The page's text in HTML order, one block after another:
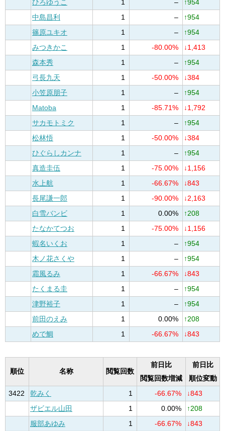
ひろゆうこ
1 –
↑954
中島昌利
1 –
↑954
篠原ユキオ
1 –
↑954
みつきかこ
1 -80.00%
↓1,413
森本秀
1 –
↑954
弓長九天
1 -50.00%
↓384
小笠原朋子
1 –
↑954
Matoba
1 -85.71%
↓1,792
サカモトミク
1 –
↑954
松林悟
1 -50.00%
↓384
ひぐらしカンナ
1 –
↑954
真造圭伍
1 -75.00%
↓1,156
水上航
1 -66.67%
↓843
長尾謙一郎
1 -90.00%
↓2,163
白雪バンビ
1 0.00%
↑208
たなかてつお
1 -75.00%
↓1,156
蝦名いくお
1 –
↑954
木ノ花さくや
1 –
↑954
霜風るみ
1 -66.67%
↓843
たくまる圭
1 –
↑954
津野裕子
1 –
↑954
前田のえみ
1 0.00%
↑208
めで鯛
1 -66.67% ↓843
順位 名称 閲覧回数
前日比
閲覧回数増減
前日比
順位変動
3422
乾みく 1 -66.67%
↓843
ザビエル山田
1 0.00%
↑208
服部あゆみ
1 -66.67%
↓843